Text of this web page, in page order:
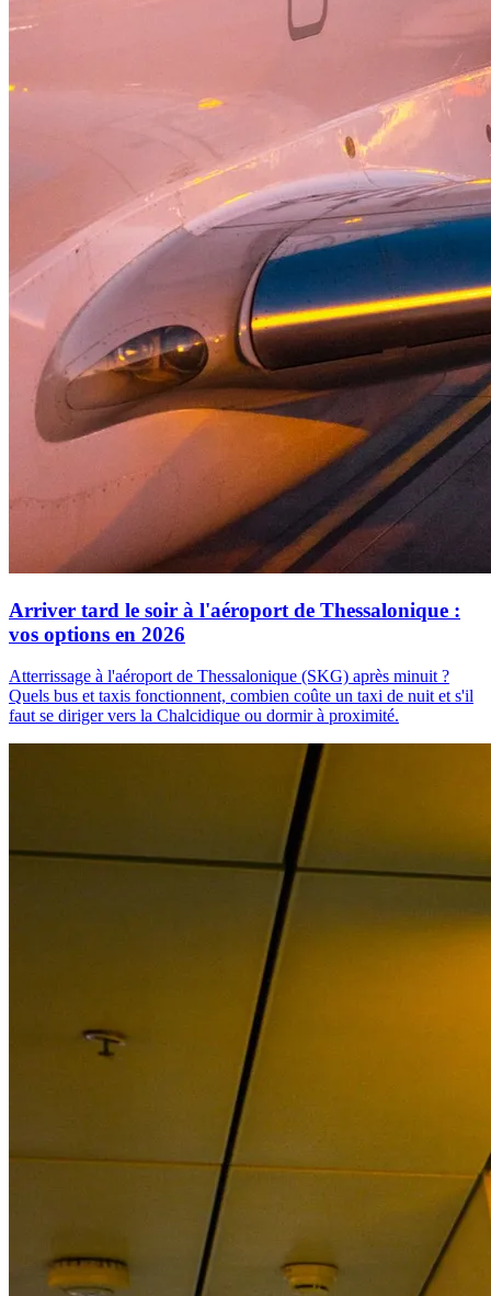
Arriver tard le soir à l'aéroport de Thessalonique :
vos options en 2026
Atterrissage à l'aéroport de Thessalonique (SKG) après minuit ?
Quels bus et taxis fonctionnent, combien coûte un taxi de nuit et s'il
faut se diriger vers la Chalcidique ou dormir à proximité.